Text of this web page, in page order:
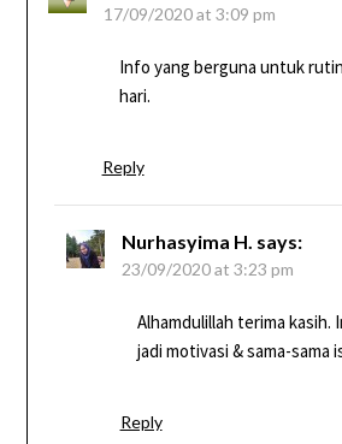
17/09/2020 at 3:09 pm
Info yang berguna untuk
hari.
Reply
Nurhasyima H. says:
23/09/2020 at 3:23 pm
Alhamdulillah terima kasih.
jadi motivasi & sama-sama
Reply